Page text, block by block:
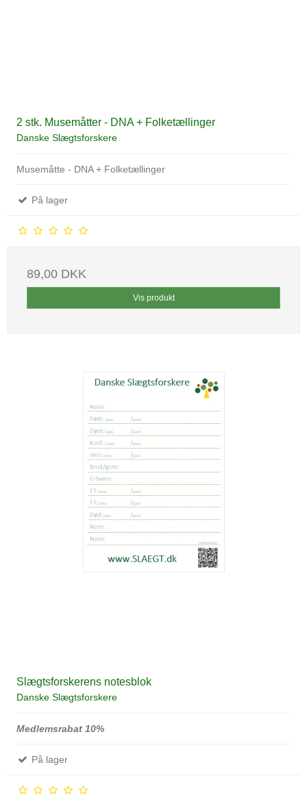
2 stk. Musemåtter - DNA + Folketællinger
Danske Slægtsforskere
Musemåtte - DNA + Folketællinger
På lager
89,00 DKK
Vis produkt
Slægtsforskerens notesblok
Danske Slægtsforskere
Medlemsrabat 10%
På lager